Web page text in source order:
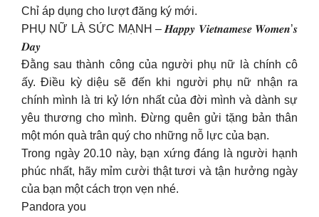
Chỉ áp dụng cho lượt đăng ký mới.
PHỤ NỮ LÀ SỨC MẠNH – 𝑯𝒂𝒑𝒑𝒚 𝑽𝒊𝒆𝒕𝒏𝒂𝒎𝒆𝒔𝒆 𝑾𝒐𝒎𝒆𝒏’𝒔
𝑫𝒂𝒚
Đằng sau thành công của người phụ nữ là chính cô
ấy. Điều kỳ diệu sẽ đến khi người phụ nữ nhận ra
chính mình là tri kỷ lớn nhất của đời mình và dành sự
yêu thương cho mình. Đừng quên gửi tặng bản thân
một món quà trân quý cho những nỗ lực của bạn.
Trong ngày 20.10 này, bạn xứng đáng là người hạnh
phúc nhất, hãy mỉm cười thật tươi và tận hưởng ngày
của bạn một cách trọn vẹn nhé.
Pandora you